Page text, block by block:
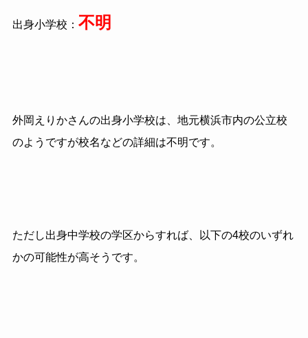
出身小学校： 不明
外岡えりかさんの出身小学校は、地元横浜市内の公立校
のようですが校名などの詳細は不明です。
ただし出身中学校の学区からすれば、以下の4校のいずれ
かの可能性が高そうです。